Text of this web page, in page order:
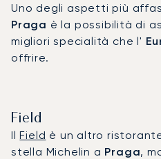
Uno degli aspetti più
Praga è la possibilità di
migliori specialità che l'
offrire.
Field
IlField è un altro
stella Michelin a Praga,